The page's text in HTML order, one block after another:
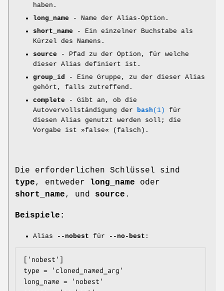
haben.
long_name - Name der Alias-Option.
short_name - Ein einzelner Buchstabe als
Kürzel des Namens.
source - Pfad zu der Option, für welche
dieser Alias definiert ist.
group_id - Eine Gruppe, zu der dieser Alias
gehört, falls zutreffend.
complete - Gibt an, ob die
Autovervollständigung der bash (1)
für
diesen Alias genutzt werden soll; die
Vorgabe ist »false« (falsch).
Die erforderlichen Schlüssel sind
type, entweder long_name oder
short_name, und source .
Beispiele:
Alias --nobest für --no-best :
['nobest']
type = 'cloned_named_arg'
long_name = 'nobest'